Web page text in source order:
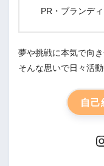
PR・ブランデ
夢や挑戦に本気で向
そんな思いで日々活動
自己